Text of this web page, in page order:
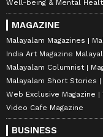
Well-being & Mental
MAGAZINE
Malayalam Magazines
India Art Magazine
Malayalam Columnist
Malayalam Short Stories
Web Exclusive Magazine
Video Cafe Magazine
BUSINESS